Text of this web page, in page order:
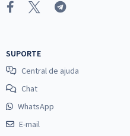
SUPORTE
Central de ajuda
Chat
WhatsApp
E-mail